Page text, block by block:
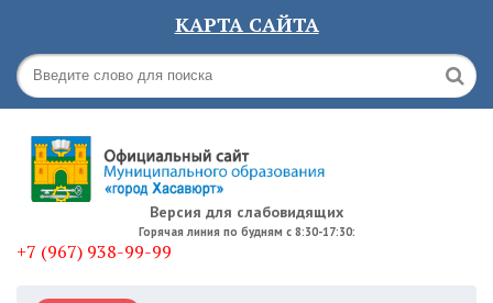
КАРТА САЙТА
Версия для слабовидящих
Горячая линия по будням с 8:30-17:30:
+7 (967) 938-99-99